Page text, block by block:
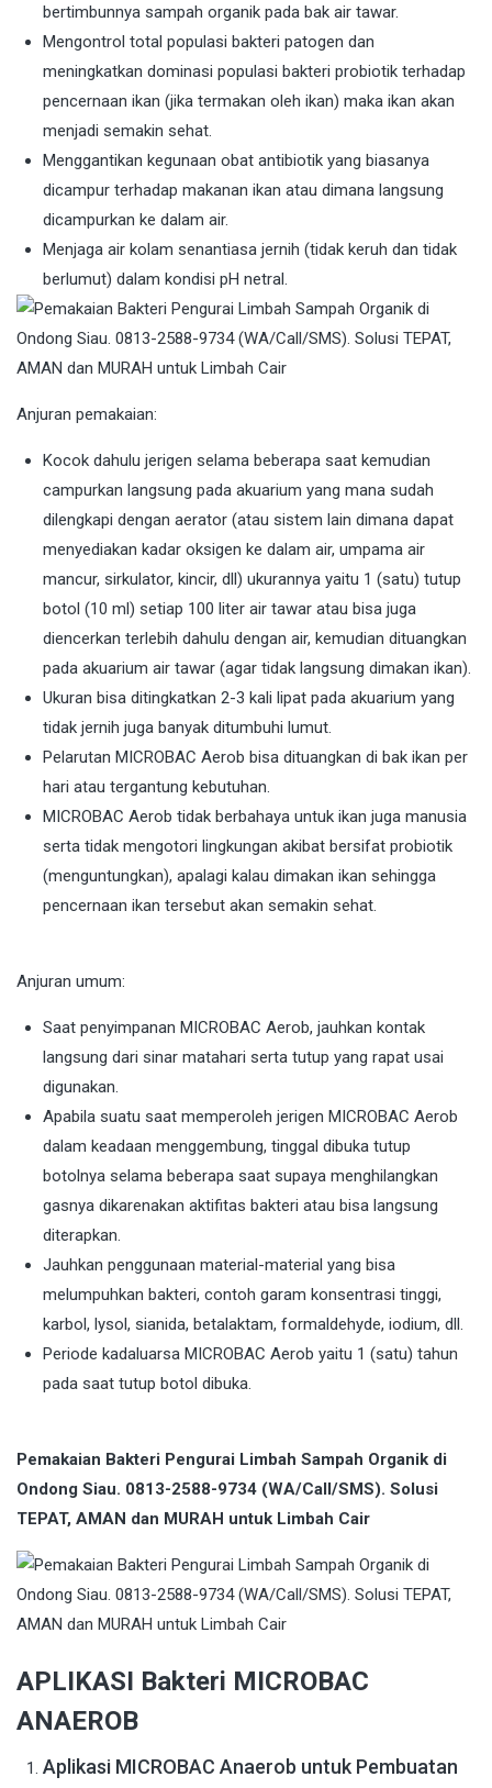
bertimbunnya sampah organik pada bak air tawar.
Mengontrol total populasi bakteri patogen dan
meningkatkan dominasi populasi bakteri probiotik terhadap
pencernaan ikan (jika termakan oleh ikan) maka ikan akan
menjadi semakin sehat.
Menggantikan kegunaan obat antibiotik yang biasanya
dicampur terhadap makanan ikan atau dimana langsung
dicampurkan ke dalam air.
Menjaga air kolam senantiasa jernih (tidak keruh dan tidak
berlumut) dalam kondisi pH netral.
Anjuran pemakaian:
Kocok dahulu jerigen selama beberapa saat kemudian
campurkan langsung pada akuarium yang mana sudah
dilengkapi dengan aerator (atau sistem lain dimana dapat
menyediakan kadar oksigen ke dalam air, umpama air
mancur, sirkulator, kincir, dll) ukurannya yaitu 1 (satu) tutup
botol (10 ml) setiap 100 liter air tawar atau bisa juga
diencerkan terlebih dahulu dengan air, kemudian dituangkan
pada akuarium air tawar (agar tidak langsung dimakan ikan).
Ukuran bisa ditingkatkan 2-3 kali lipat pada akuarium yang
tidak jernih juga banyak ditumbuhi lumut.
Pelarutan MICROBAC Aerob bisa dituangkan di bak ikan per
hari atau tergantung kebutuhan.
MICROBAC Aerob tidak berbahaya untuk ikan juga manusia
serta tidak mengotori lingkungan akibat bersifat probiotik
(menguntungkan), apalagi kalau dimakan ikan sehingga
pencernaan ikan tersebut akan semakin sehat.
Anjuran umum:
Saat penyimpanan MICROBAC Aerob, jauhkan kontak
langsung dari sinar matahari serta tutup yang rapat usai
digunakan.
Apabila suatu saat memperoleh jerigen MICROBAC Aerob
dalam keadaan menggembung, tinggal dibuka tutup
botolnya selama beberapa saat supaya menghilangkan
gasnya dikarenakan aktifitas bakteri atau bisa langsung
diterapkan.
Jauhkan penggunaan material-material yang bisa
melumpuhkan bakteri, contoh garam konsentrasi tinggi,
karbol, lysol, sianida, betalaktam, formaldehyde, iodium, dll.
Periode kadaluarsa MICROBAC Aerob yaitu 1 (satu) tahun
pada saat tutup botol dibuka.
Pemakaian Bakteri Pengurai Limbah Sampah Organik di
Ondong Siau. 0813-2588-9734 (WA/Call/SMS). Solusi
TEPAT, AMAN dan MURAH untuk Limbah Cair
APLIKASI Bakteri MICROBAC
ANAEROB
Aplikasi MICROBAC Anaerob untuk Pembuatan